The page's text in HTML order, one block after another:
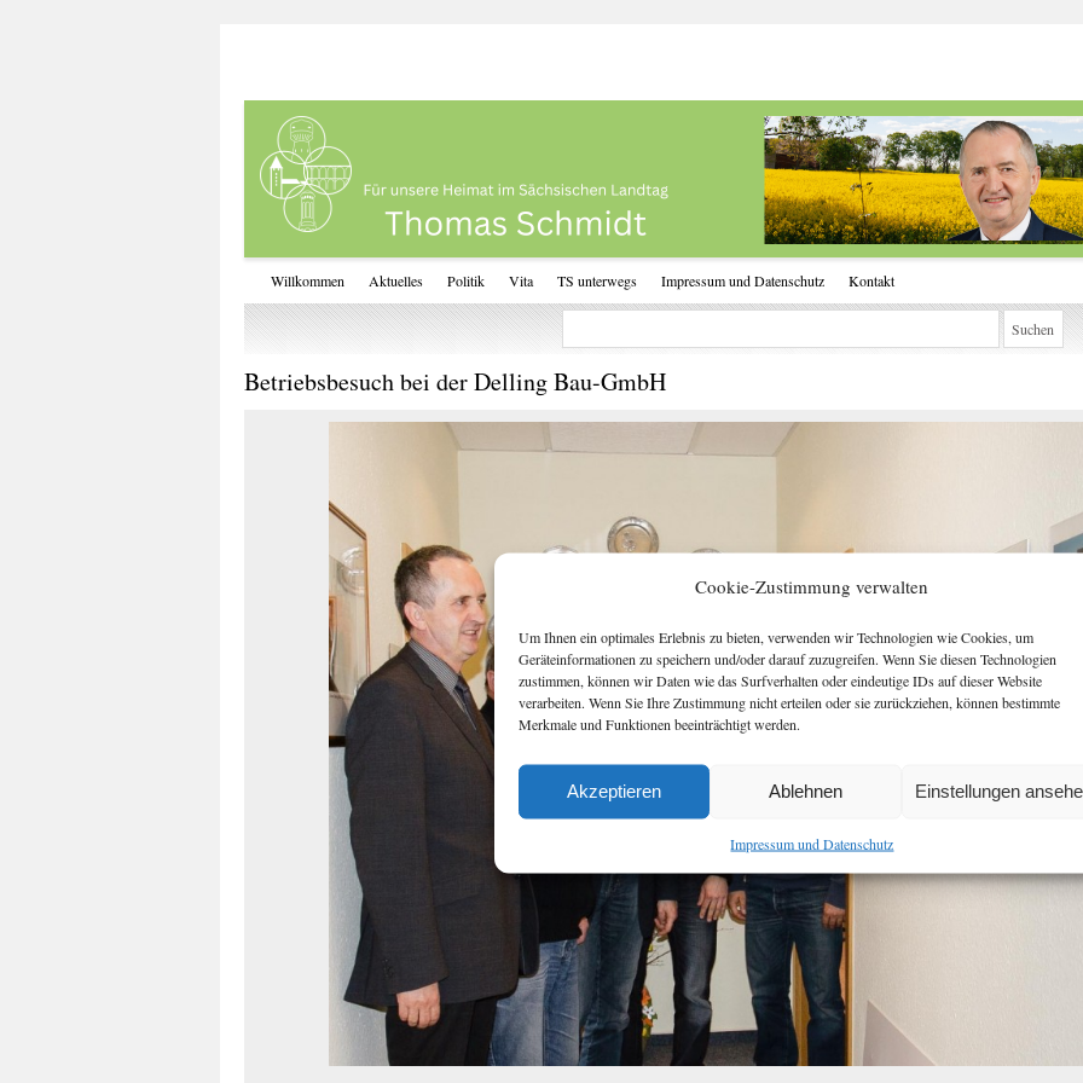
Cookie-Zustimmung verwalten
Um Ihnen ein optimales Erlebnis zu bieten, verwenden wir Technologien wie Cookies, um
Geräteinformationen zu speichern und/oder darauf zuzugreifen. Wenn Sie diesen Technologien
zustimmen, können wir Daten wie das Surfverhalten oder eindeutige IDs auf dieser Website
verarbeiten. Wenn Sie Ihre Zustimmung nicht erteilen oder sie zurückziehen, können bestimmte
Merkmale und Funktionen beeinträchtigt werden.
Akzeptieren Ablehnen Einstellungen
Impressum und Datenschutz
Willkommen Aktuelles Politik Vita TS unterwegs Impressum und Datenschutz Kontakt
Betriebsbesuch bei der Delling Bau-GmbH